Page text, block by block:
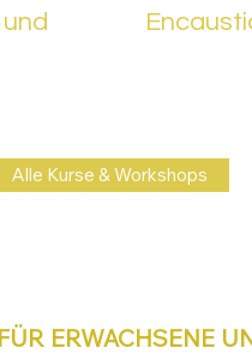
Alle Kurse & Workshops
ERWACHSENE